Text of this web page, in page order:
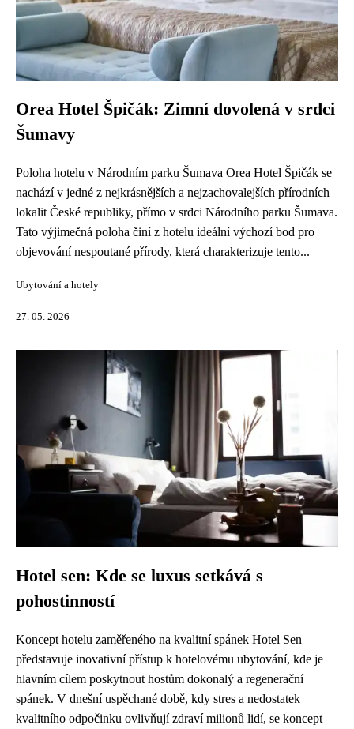
Orea Hotel Špičák: Zimní dovolená v srdci
Šumavy
Poloha hotelu v Národním parku Šumava Orea Hotel Špičák se
nachází v jedné z nejkrásnějších a nejzachovalejších přírodních
lokalit České republiky, přímo v srdci Národního parku Šumava.
Tato výjimečná poloha činí z hotelu ideální výchozí bod pro
objevování nespoutané přírody, která charakterizuje tento...
Ubytování a hotely
27. 05. 2026
Hotel sen: Kde se luxus setkává s
pohostinností
Koncept hotelu zaměřeného na kvalitní spánek Hotel Sen
představuje inovativní přístup k hotelovému ubytování, kde je
hlavním cílem poskytnout hostům dokonalý a regenerační
spánek. V dnešní uspěchané době, kdy stres a nedostatek
kvalitního odpočinku ovlivňují zdraví milionů lidí, se koncept